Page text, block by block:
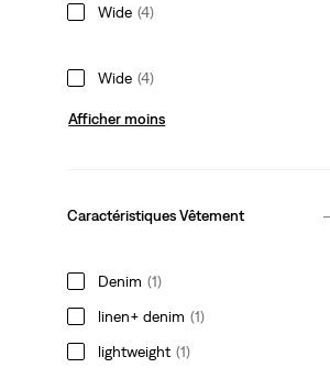
Wide (4)
Wide (4)
Afficher moins
Caractéristiques Vêtement
Denim (1)
linen+ denim (1)
lightweight (1)